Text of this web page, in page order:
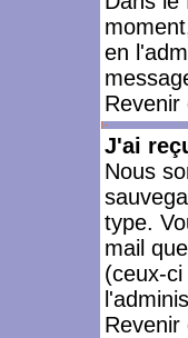
en
Revenir
J'ai
Nous
type.
mail
(ceux-
Revenir